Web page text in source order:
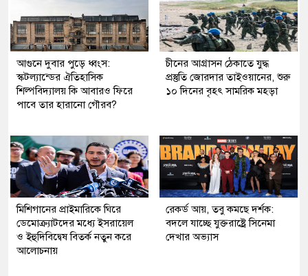
আগুনে দুবার পুড়ে ধ্বংস:
স্কটল্যান্ডের ঐতিহাসিক
শিল্পবিদ্যালয় কি আবারও ফিরে
পাবে তার হারানো গৌরব?
চীনের আগ্রাসন ঠেকাতে যুদ্ধ
প্রস্তুতি জোরদার তাইওয়ানের, শুরু
১০ দিনের বৃহৎ সামরিক মহড়া
মিশিগানের প্রাইমারিকে ঘিরে
ডেমোক্র্যাটদের মধ্যে ইসরায়েল
ও ইহুদিবিদ্বেষ বিতর্ক নতুন করে
আলোচনায়
রেকর্ড আয়, তবু কমছে দর্শক:
বদলে যাচ্ছে যুক্তরাষ্ট্রে সিনেমা
দেখার অভ্যাস